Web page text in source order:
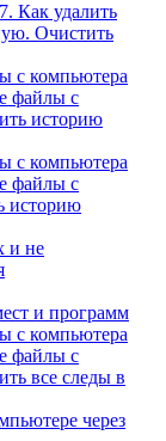
Как удалить
Очистить
с компьютера
файлы с
историю
с компьютера
файлы с
историю
и не
и программ
с компьютера
файлы с
все следы в
через